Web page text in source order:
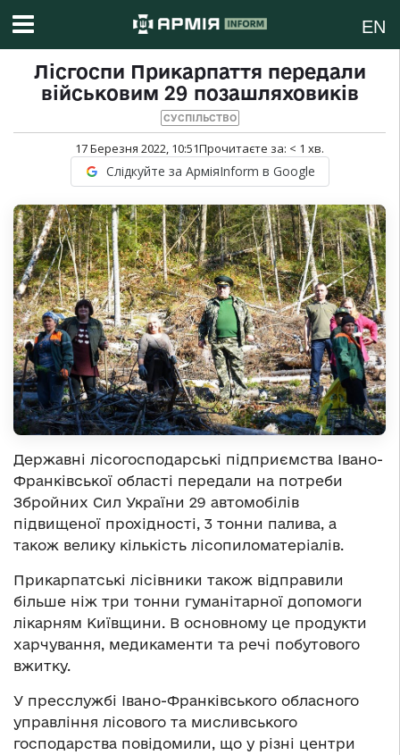
EN
Лісгоспи Прикарпаття передали
військовим 29 позашляховиків
СУСПІЛЬСТВО
17 Березня 2022, 10:51Прочитаєте за: < 1 хв.
Слідкуйте за АрміяInform в Google
Державні лісогосподарські підприємства Івано-
Франківської області передали на потреби
Збройних Сил України 29 автомобілів
підвищеної прохідності, 3 тонни палива, а
також велику кількість лісопиломатеріалів.
Прикарпатські лісівники також відправили
більше ніж три тонни гуманітарної допомоги
лікарням Київщини. В основному це продукти
харчування, медикаменти та речі побутового
вжитку.
У пресслужбі Івано-Франківського обласного
управління лісового та мисливського
господарства повідомили, що у різні центри